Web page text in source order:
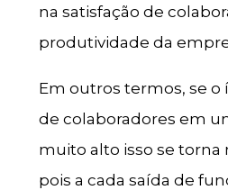
na satisfação de
produtividade da
Em outros termos, se o
de colaboradores em
muito alto isso se torna
pois a cada saída de